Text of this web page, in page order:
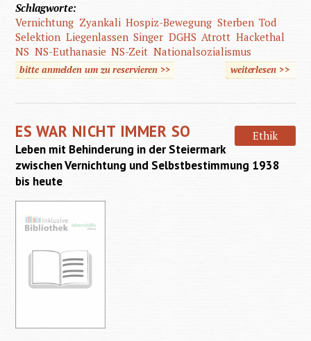
Schlagworte:
Vernichtung Zyankali Hospiz-Bewegung Sterben Tod
Selektion Liegenlassen Singer DGHS Atrott Hackethal
NS NS-Euthanasie NS-Zeit Nationalsozialismus
bitte anmelden um zu reservieren >> weiterlesen
über
>>
ES WAR NICHT IMMER SO Ethik
Leben mit Behinderung in der Steiermark
zwischen Vernichtung und Selbstbestimmung 1938
bis heute